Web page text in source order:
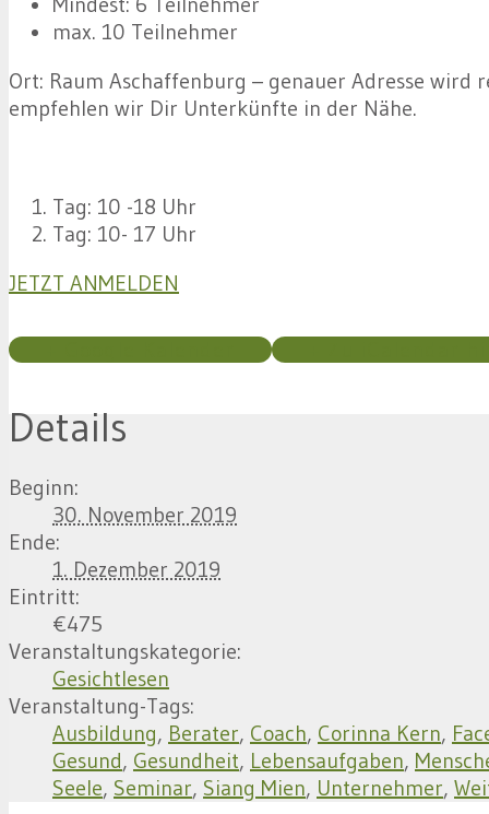
max. 10 Teilnehmer
Ort: Raum Aschaffenburg – genauer Adresse wird
empfehlen wir Dir Unterkünfte in der Nähe.
Tag: 10 -18 Uhr
Tag: 10- 17 Uhr
JETZT ANMELDEN
Details
Beginn:
30. November 2019
Ende:
1. Dezember 2019
Eintritt:
€475
Veranstaltungskategorie:
Gesichtlesen
Veranstaltung-Tags:
Ausbildung, Berater, Coach, Corinna Kern,
Gesund, Gesundheit, Lebensaufgaben,
Seele, Seminar, Siang Mien, Unternehmer,